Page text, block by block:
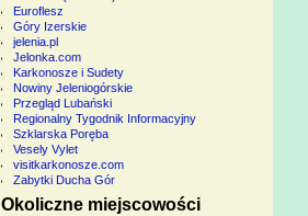
Euroflesz
Góry Izerskie
jelenia.pl
Jelonka.com
Karkonosze i Sudety
Nowiny Jeleniogórskie
Przegląd Lubański
Regionalny Tygodnik Informacyjny
Szklarska Poręba
Vesely Vylet
visitkarkonosze.com
Zabytki Ducha Gór
Okoliczne miejscowości